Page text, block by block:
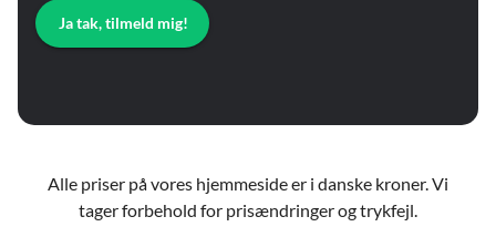
Ja tak, tilmeld mig!
Alle priser på vores hjemmeside er i danske kroner. Vi
tager forbehold for prisændringer og trykfejl.